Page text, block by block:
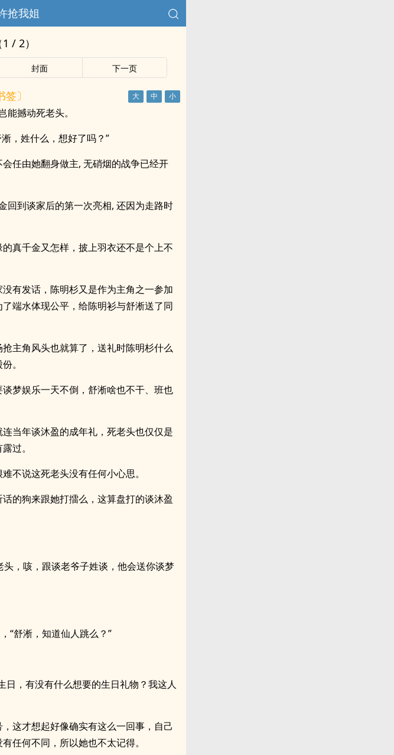
抢我姐
/ 2）
封面 下一页
签〕
撼动死老头。
，姓什么，想好了吗？”
任由她翻身做主, 无硝烟的战争已经开
回到谈家后的第一次亮相, 还因为走路时
真千金又怎样，披上羽衣还不是个上不
有发话，陈明杉又是作为主角之一参加
端水体现公平，给陈明衫与舒淅送了同
主角风头也就算了，送礼时陈明杉什么
。
梦娱乐一天不倒，舒淅啥也不干、班也
当年谈沐盈的成年礼，死老头也仅仅是
过。
不说这死老头没有任何小心思。
的狗来跟她打擂么，这算盘打的谈沐盈
头，咳，跟谈老爷子姓谈，他会送你谈梦
“舒淅，知道仙人跳么？”
日，有没有什么想要的生日礼物？我这人
这才想起好像确实有这么一回事，自己
任何不同，所以她也不太记得。